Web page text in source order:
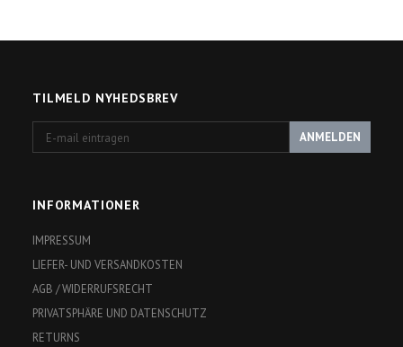
TILMELD NYHEDSBREV
mail
ANMELDEN
INFORMATIONER
IMPRESSUM
LIEFER- UND VERSANDKOSTEN
AGB / WIDERRUFSRECHT
PRIVATSPHÄRE UND DATENSCHUTZ
RETURNS